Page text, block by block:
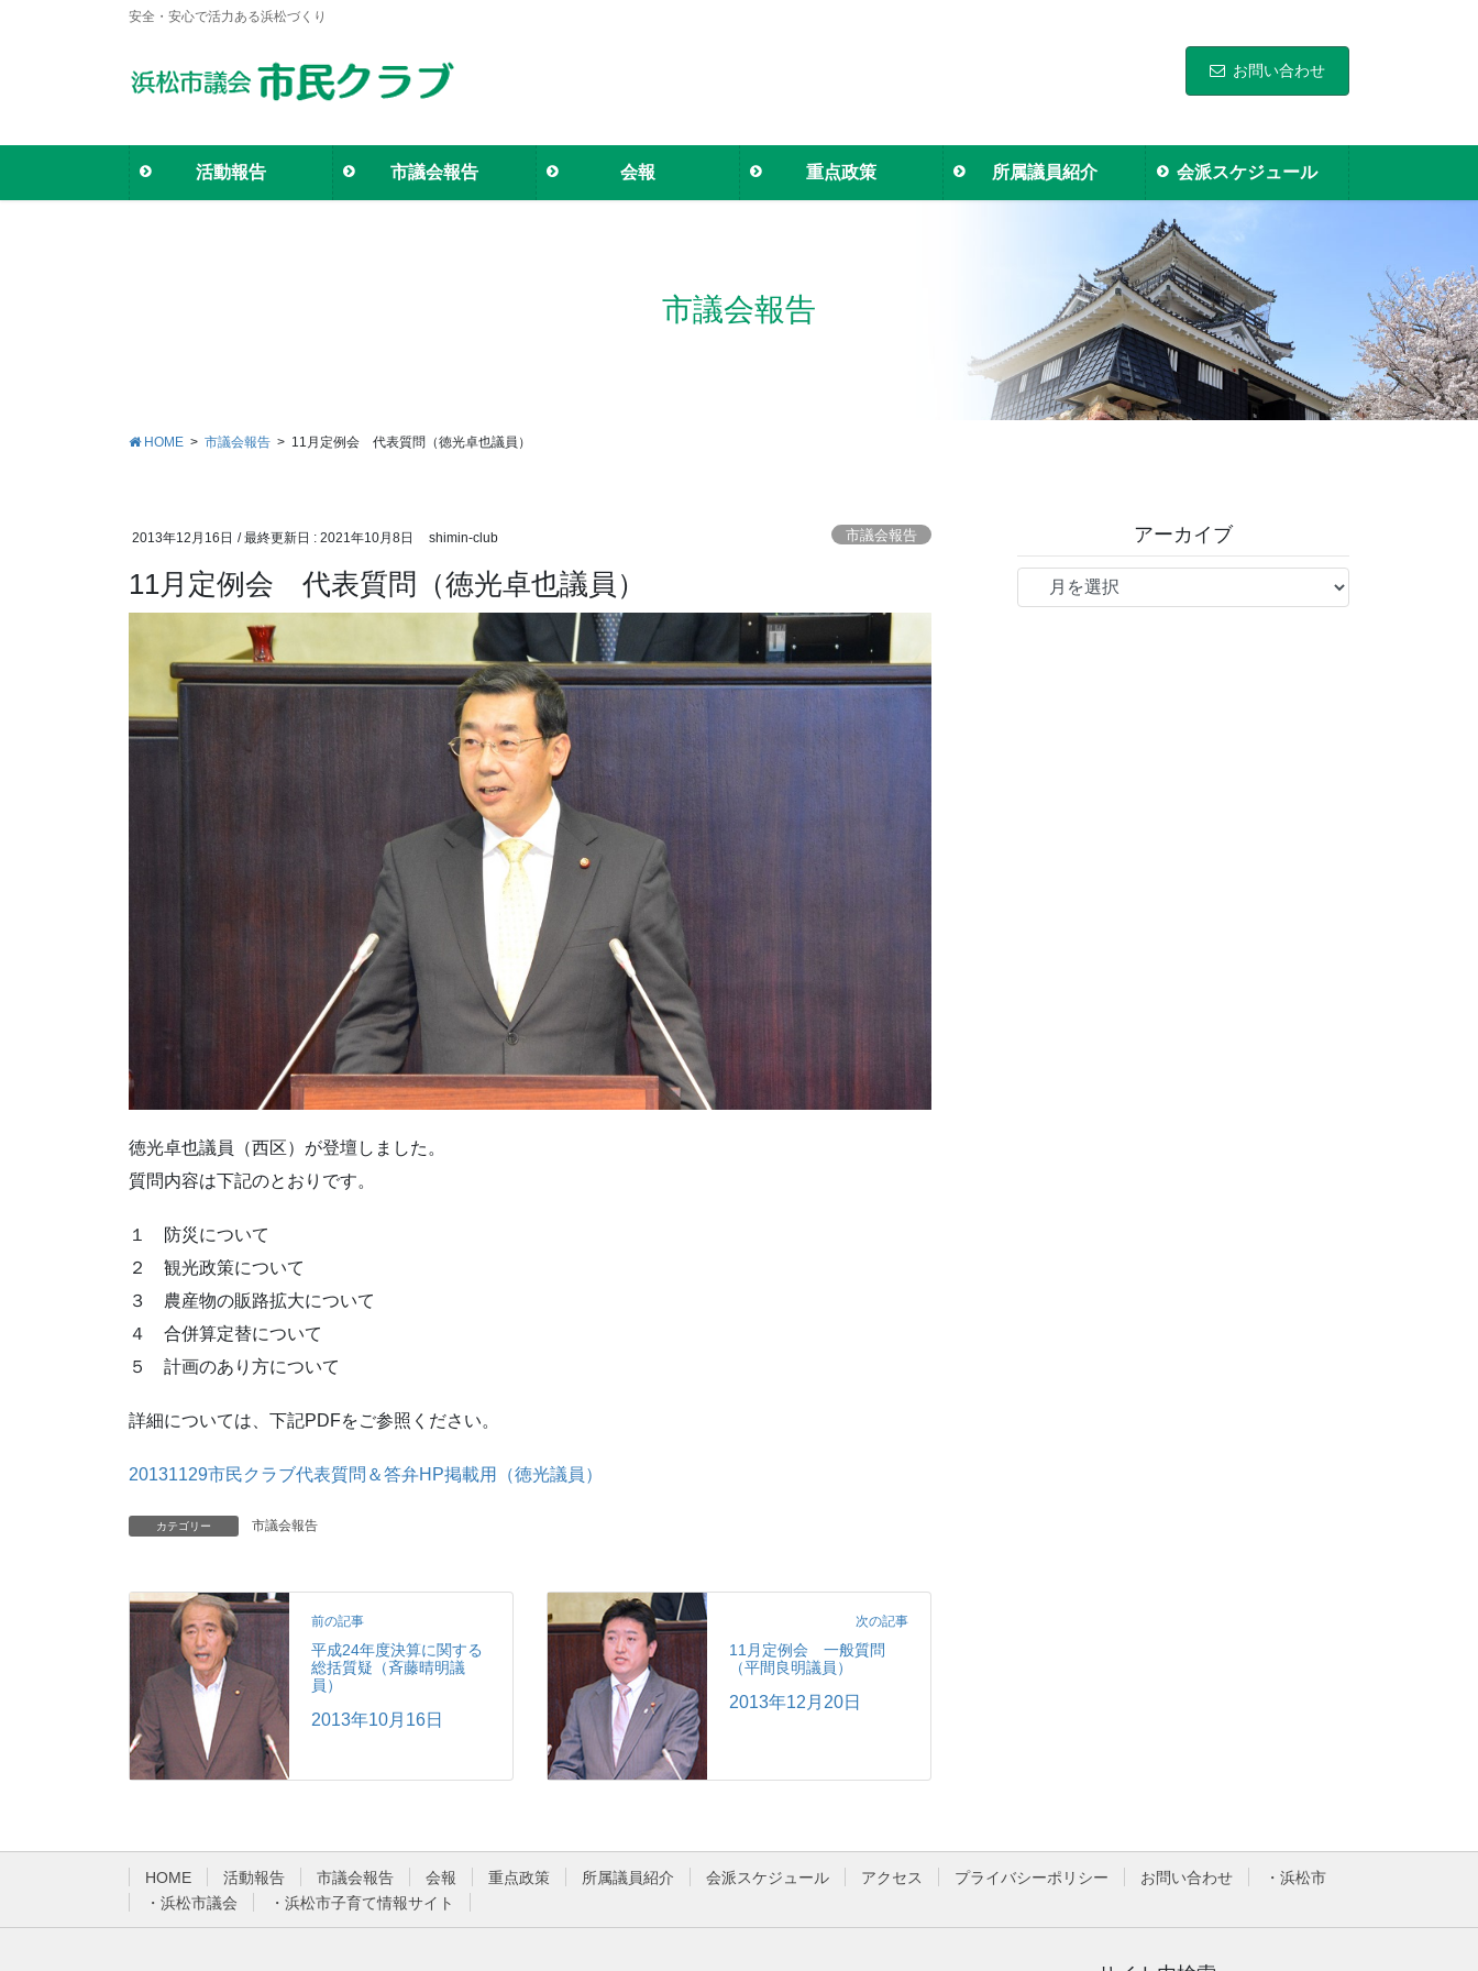
安全・安心で活力ある浜松づくり
お問い合わせ
活動報告 市議会報告 会報 重点政策 所属議員紹介 会派スケジュール
市議会報告
HOME 市議会報告 11月定例会 代表質問（徳光卓也議員）
2013年12月16日 / 最終更新日 : 2021年10月8日 shimin-club 市議会報告
11月定例会 代表質問（徳光卓也議員）
徳光卓也議員（西区）が登壇しました。
質問内容は下記のとおりです。
１ 防災について
２ 観光政策について
３ 農産物の販路拡大について
４ 合併算定替について
５ 計画のあり方について
詳細については、下記PDFをご参照ください。
20131129市民クラブ代表質問＆答弁HP掲載用（徳光議員）
カテゴリー 市議会報告
前の記事
平成24年度決算に関する
総括質疑（斉藤晴明議
員）
2013年10月16日
次の記事
11月定例会 一般質問
（平間良明議員）
2013年12月20日
アーカイブ
ア
HOME 活動報告 市議会報告 会報 重点政策 所属議員紹介 会派スケジュール アクセス プライバシーポリシー お問い合わせ
・浜松市
・浜松市議会
・浜松市子育て情報サイト